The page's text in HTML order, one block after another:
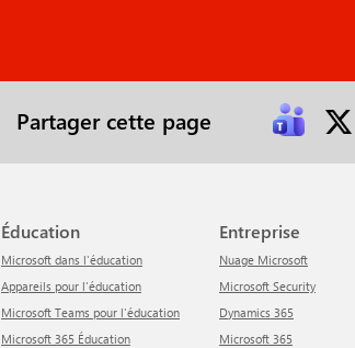
Partager cette page
Éducation
Microsoft dans l'éducation
Appareils pour l'éducation
Microsoft Teams pour l'éducation
Microsoft 365 Éducation
Entreprise
Nuage Microsoft
Microsoft Security
Dynamics 365
Microsoft 365